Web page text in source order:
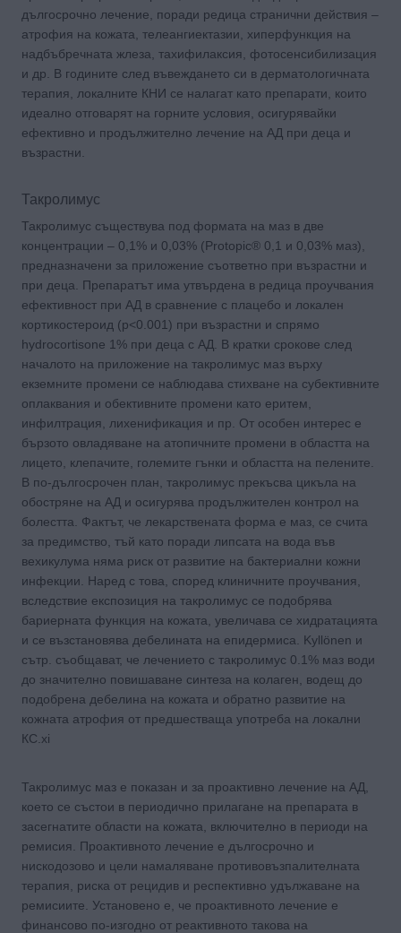
дългосрочно лечение, поради редица странични действия –
атрофия на кожата, телеангиектазии, хиперфункция на
надбъбречната жлеза, тахифилаксия, фотосенсибилизация
и др. В годините след въвеждането си в дерматологичната
терапия, локалните КНИ се налагат като препарати, които
идеално отговарят на горните условия, осигурявайки
ефективно и продължително лечение на АД при деца и
възрастни.
Такролимус
Такролимус съществува под формата на маз в две
концентрации – 0,1% и 0,03% (Protopic® 0,1 и 0,03% маз),
предназначени за приложение съответно при възрастни и
при деца. Препаратът има утвърдена в редица проучвания
ефективност при АД в сравнение с плацебо и локален
кортикостероид (p<0.001) при възрастни и спрямо
hydrocortisone 1% при деца с АД. В кратки срокове след
началото на приложение на такролимус маз върху
екземните промени се наблюдава стихване на субективните
оплаквания и обективните промени като еритем,
инфилтрация, лихенификация и пр. От особен интерес е
бързото овладяване на атопичните промени в областта на
лицето, клепачите, големите гънки и областта на пелените.
В по-дългосрочен план, такролимус прекъсва цикъла на
обостряне на АД и осигурява продължителен контрол на
болестта. Фактът, че лекарствената форма е маз, се счита
за предимство, тъй като поради липсата на вода във
вехикулума няма риск от развитие на бактериални кожни
инфекции. Наред с това, според клиничните проучвания,
вследствие експозиция на такролимус се подобрява
бариерната функция на кожата, увеличава се хидратацията
и се възстановява дебелината на епидермиса. Kyllönen и
сътр. съобщават, че лечението с такролимус 0.1% маз води
до значително повишаване синтеза на колаген, водещ до
подобрена дебелина на кожата и обратно развитие на
кожната атрофия от предшестваща употреба на локални
КС.xi
Такролимус маз е показан и за проактивно лечение на АД,
което се състои в периодично прилагане на препарата в
засегнатите области на кожата, включително в периоди на
ремисия. Проактивното лечение е дългосрочно и
нискодозово и цели намаляване противовъзпалителната
терапия, риска от рецидив и респективно удължаване на
ремисиите. Установено е, че проактивното лечение е
финансово по-изгодно от реактивното такова на